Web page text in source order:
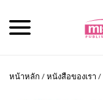
หน้าหลัก /หนังสือของเรา /